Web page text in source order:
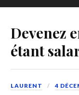
Devenez
étant
LAURENT 4